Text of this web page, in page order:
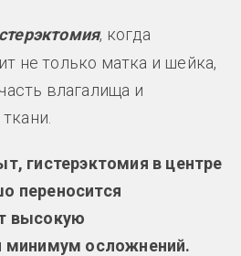
, когда
не только матка и шейка,
влагалища и
гистерэктомия в центре
переносится
высокую
минимум осложнений.